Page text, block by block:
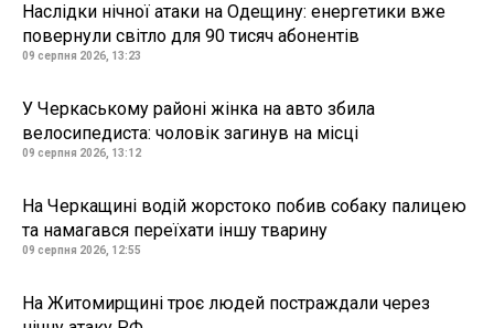
Наслідки нічної атаки на Одещину: енергетики вже
повернули світло для 90 тисяч абонентів
09 серпня 2026, 13:23
У Черкаському районі жінка на авто збила
велосипедиста: чоловік загинув на місці
09 серпня 2026, 13:12
На Черкащині водій жорстоко побив собаку палицею
та намагався переїхати іншу тварину
09 серпня 2026, 12:55
На Житомирщині троє людей постраждали через